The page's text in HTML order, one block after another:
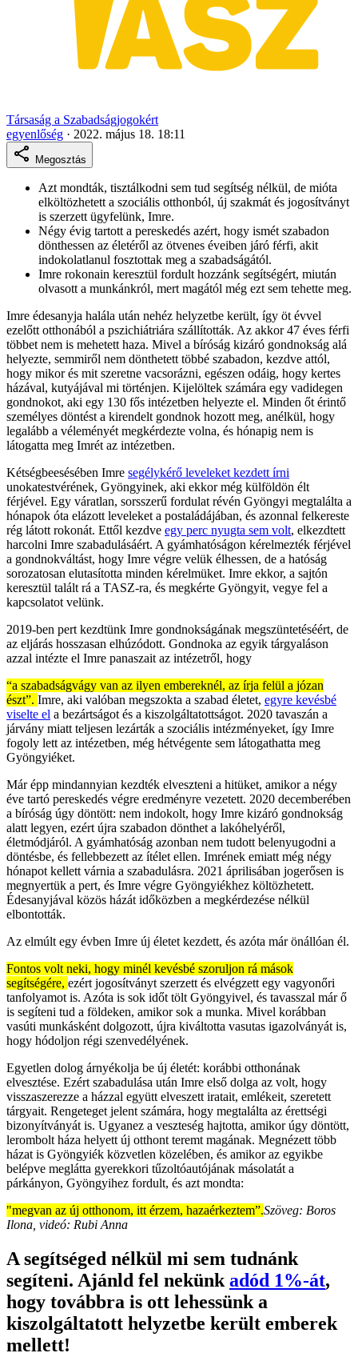
Társaság a Szabadságjogokért
egyenlőség · 2022. május 18. 18:11
Megosztás
Azt mondták, tisztálkodni sem tud segítség nélkül, de mióta
elköltözhetett a szociális otthonból, új szakmát és jogosítványt
is szerzett ügyfelünk, Imre.
Négy évig tartott a pereskedés azért, hogy ismét szabadon
dönthessen az életéről az ötvenes éveiben járó férfi, akit
indokolatlanul fosztottak meg a szabadságától.
Imre rokonain keresztül fordult hozzánk segítségért, miután
olvasott a munkánkról, mert magától még ezt sem tehette meg.
Imre édesanyja halála után nehéz helyzetbe került, így öt évvel
ezelőtt otthonából a pszichiátriára szállították. Az akkor 47 éves férfi
többet nem is mehetett haza. Mivel a bíróság kizáró gondnokság alá
helyezte, semmiről nem dönthetett többé szabadon, kezdve attól,
hogy mikor és mit szeretne vacsorázni, egészen odáig, hogy kertes
házával, kutyájával mi történjen. Kijelöltek számára egy vadidegen
gondnokot, aki egy 130 fős intézetben helyezte el. Minden őt érintő
személyes döntést a kirendelt gondnok hozott meg, anélkül, hogy
legalább a véleményét megkérdezte volna, és hónapig nem is
látogatta meg Imrét az intézetben.
Kétségbeesésében Imre segélykérő leveleket kezdett írni
unokatestvérének, Gyöngyinek, aki ekkor még külföldön élt
férjével. Egy váratlan, sorsszerű fordulat révén Gyöngyi megtalálta a
hónapok óta elázott leveleket a postaládájában, és azonnal felkereste
rég látott rokonát. Ettől kezdve egy perc nyugta sem volt, elkezdtett
harcolni Imre szabadulásáért. A gyámhatóságon kérelmezték férjével
a gondnokváltást, hogy Imre végre velük élhessen, de a hatóság
sorozatosan elutasította minden kérelmüket. Imre ekkor, a sajtón
keresztül talált rá a TASZ-ra, és megkérte Gyöngyit, vegye fel a
kapcsolatot velünk.
2019-ben pert kezdtünk Imre gondnokságának megszüntetéséért, de
az eljárás hosszasan elhúzódott. Gondnoka az egyik tárgyaláson
azzal intézte el Imre panaszait az intézetről, hogy
“a szabadságvágy van az ilyen embereknél, az írja felül a józan
észt”. Imre, aki valóban megszokta a szabad életet, egyre kevésbé
viselte el a bezártságot és a kiszolgáltatottságot. 2020 tavaszán a
járvány miatt teljesen lezárták a szociális intézményeket, így Imre
fogoly lett az intézetben, még hétvégente sem látogathatta meg
Gyöngyiéket.
Már épp mindannyian kezdték elveszteni a hitüket, amikor a négy
éve tartó pereskedés végre eredményre vezetett. 2020 decemberében
a bíróság úgy döntött: nem indokolt, hogy Imre kizáró gondnokság
alatt legyen, ezért újra szabadon dönthet a lakóhelyéről,
életmódjáról. A gyámhatóság azonban nem tudott belenyugodni a
döntésbe, és fellebbezett az ítélet ellen. Imrének emiatt még négy
hónapot kellett várnia a szabadulásra. 2021 áprilisában jogerősen is
megnyertük a pert, és Imre végre Gyöngyiékhez költözhetett.
Édesanyjával közös házát időközben a megkérdezése nélkül
elbontották.
Az elmúlt egy évben Imre új életet kezdett, és azóta már önállóan él.
Fontos volt neki, hogy minél kevésbé szoruljon rá mások
segítségére, ezért jogosítványt szerzett és elvégzett egy vagyonőri
tanfolyamot is. Azóta is sok időt tölt Gyöngyivel, és tavasszal már ő
is segíteni tud a földeken, amikor sok a munka. Mivel korábban
vasúti munkásként dolgozott, újra kiváltotta vasutas igazolványát is,
hogy hódoljon régi szenvedélyének.
Egyetlen dolog árnyékolja be új életét: korábbi otthonának
elvesztése. Ezért szabadulása után Imre első dolga az volt, hogy
visszaszerezze a házzal együtt elveszett iratait, emlékeit, szeretett
tárgyait. Rengeteget jelent számára, hogy megtalálta az érettségi
bizonyítványát is. Ugyanez a veszteség hajtotta, amikor úgy döntött,
lerombolt háza helyett új otthont teremt magának. Megnézett több
házat is Gyöngyiék közvetlen közelében, és amikor az egyikbe
belépve meglátta gyerekkori tűzoltóautójának másolatát a
párkányon, Gyöngyihez fordult, és azt mondta:
"megvan az új otthonom, itt érzem, hazaérkeztem”.Szöveg: Boros
Ilona, videó: Rubi Anna
A segítséged nélkül mi sem tudnánk
segíteni. Ajánld fel nekünk adód 1%-át,
hogy továbbra is ott lehessünk a
kiszolgáltatott helyzetbe került emberek
mellett!